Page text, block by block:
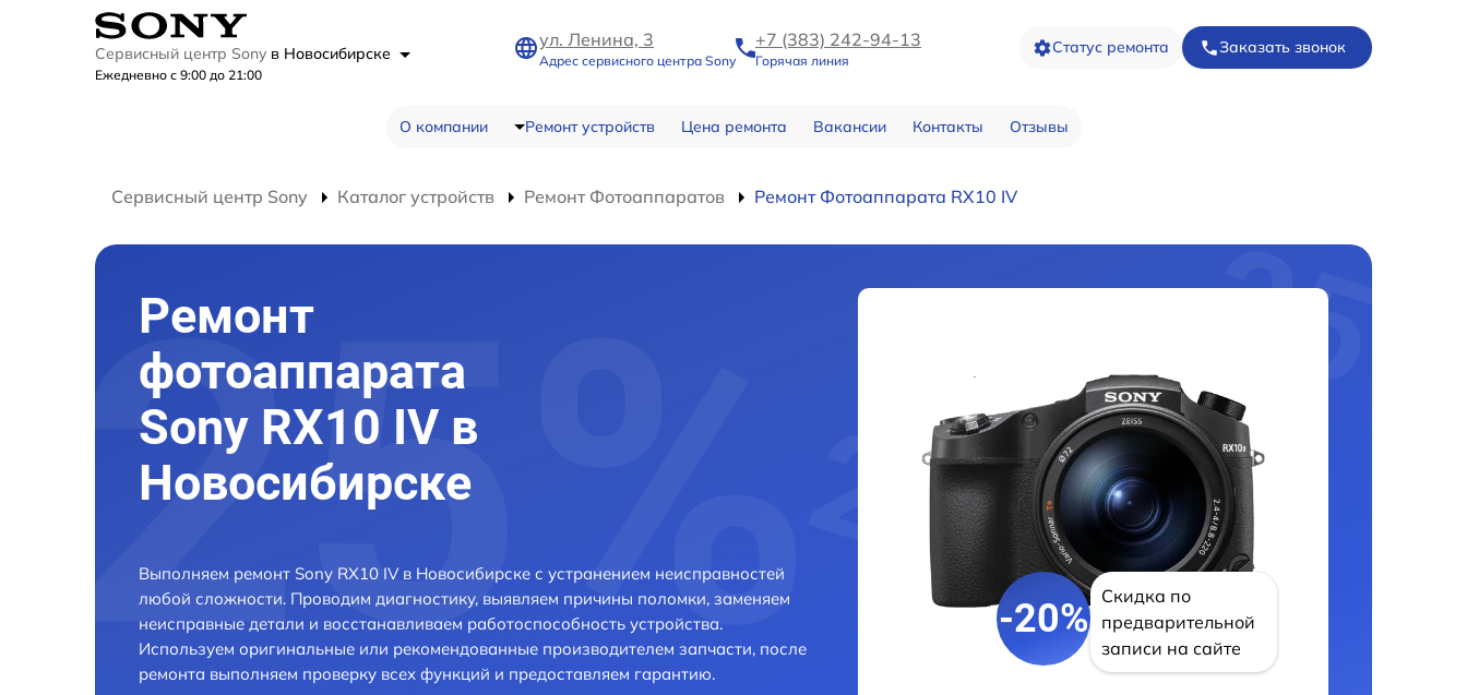
Сервисный центр Sony в Новосибирске
Ежедневно с 9:00 до 21:00
ул. Ленина, 3
Адрес сервисного центра Sony
+7 (383) 242-94-13
Горячая линия
Статус ремонта Заказать звонок
О компании Ремонт устройств Цена ремонта Вакансии Контакты Отзывы
Сервисный центр Sony Каталог устройств Ремонт Фотоаппаратов Ремонт Фотоаппарата RX10 IV
Ремонт
фотоаппарата
Sony RX10 IV в
Новосибирске
Выполняем ремонт Sony RX10 IV в Новосибирске с устранением неисправностей
любой сложности. Проводим диагностику, выявляем причины поломки, заменяем
неисправные детали и восстанавливаем работоспособность устройства.
Используем оригинальные или рекомендованные производителем запчасти, после
ремонта выполняем проверку всех функций и предоставляем гарантию.
-20%
Скидка по
предварительной
записи на сайте